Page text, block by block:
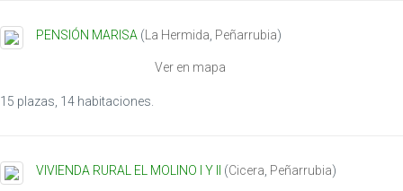
PENSIÓN MARISA ( La Hermida Peñarrubia)
Ver en mapa
15 plazas, 14 habitaciones.
VIVIENDA RURAL EL MOLINO I Y II (Cicera Peñarrubia)